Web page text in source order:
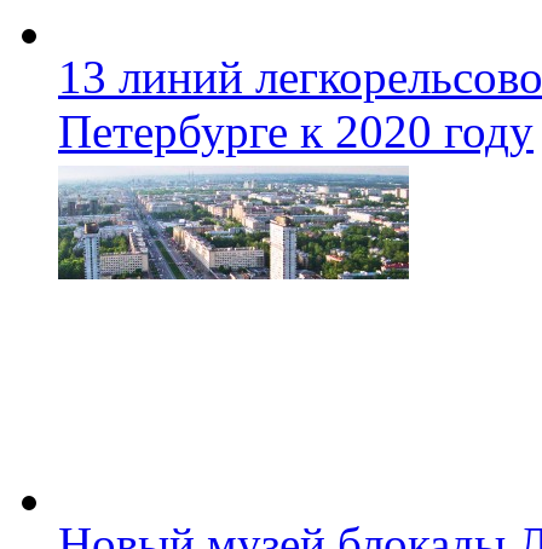
13 линий
Петербурге к 2020 году